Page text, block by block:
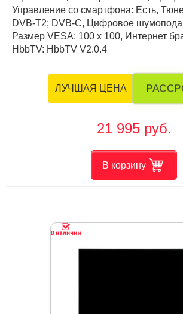
Управление со смартфона: Есть,
DVB-T2; DVB-С, Цифровое
Размер VESA: 100 х 100, Интернет
HbbTV: HbbTV V2.0.4
ЛУЧШАЯ ЦЕНА
21 995 руб.
В корзину